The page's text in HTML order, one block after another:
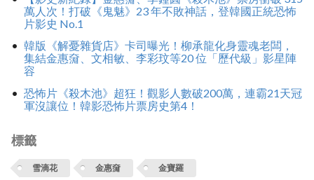
萬人次！打破《鬼魅》23 年不敗神話，登韓國正統恐怖
片影史 No.1
韓版《解憂雜貨店》卡司曝光！柳承龍化身靈魂老闆，
集結金惠奫、文相敏、李彩玟等20 位「歷代級」影星陣
容
恐怖片《殺木池》超狂！觀影人數破200萬，連霸21天冠
軍沒讓位！韓影恐怖片票房史第4！
標籤
雪滴花 金惠奫 金寶羅